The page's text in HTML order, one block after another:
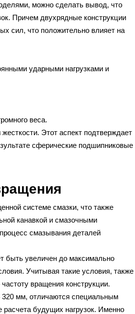
можно сделать вывод, что
Причем двухрядные конструкции
сил, что положительно влияет на
ударными нагрузками и
веса.
Этот аспект подтверждает
сферические подшипниковые
системе смазки, что также
канавкой и смазочными
смазывания деталей
быть увеличен до максимально
Учитывая такие условия, также
вращения конструкции.
мм, отличаются специальным
расчета будущих нагрузок. Именно